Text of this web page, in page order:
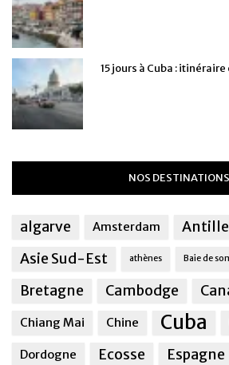
15 jours à Cuba :
NOS DESTINATIONS
algarve Amsterdam
Asie Sud-Est
athènes Baie de
Bretagne Cambodge
Chiang Mai Chine Cuba
Dordogne Ecosse Espagne